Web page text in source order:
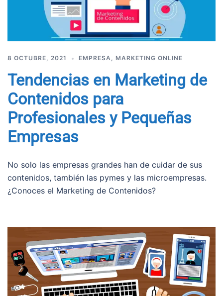
8 OCTUBRE, 2021 EMPRESA, MARKETING ONLINE
Tendencias en Marketing de
Contenidos para
Profesionales y Pequeñas
Empresas
No solo las empresas grandes han de cuidar de sus
contenidos, también las pymes y las microempresas.
¿Conoces el Marketing de Contenidos?